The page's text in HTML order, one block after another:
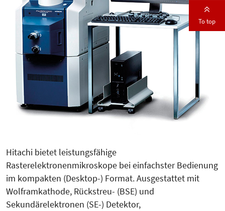
Hitachi bietet leistungsfähige
Rasterelektronenmikroskope bei einfachster Bedienung
im kompakten (Desktop-) Format. Ausgestattet mit
Wolframkathode, Rückstreu- (BSE) und
Sekundärelektronen (SE-) Detektor,
To top